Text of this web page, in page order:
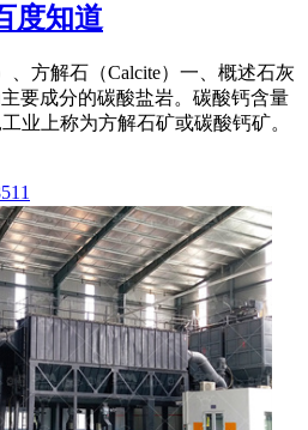
度知道
、方解石（Calcite）一、概述石灰
要成分的碳酸盐岩。碳酸钙含量
业上称为方解石矿或碳酸钙矿。